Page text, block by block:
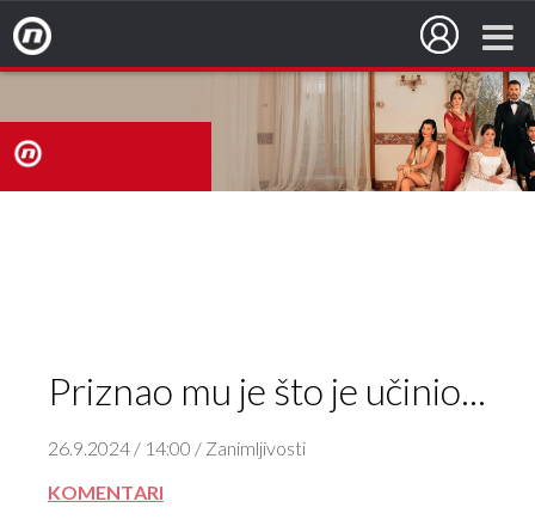
Nova TV
Priznao mu je što je učinio...
26.9.2024 / 14:00 / Zanimljivosti
KOMENTARI